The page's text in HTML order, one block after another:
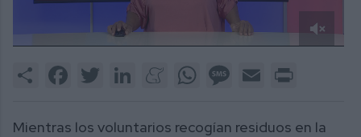
2
Share FacebookTwitter LinkedInMeneameWhatsAppMessage
Email
Mientras los voluntarios recogían residuos en la